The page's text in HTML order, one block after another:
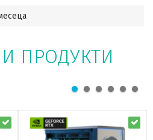
ПРОДУКТИ